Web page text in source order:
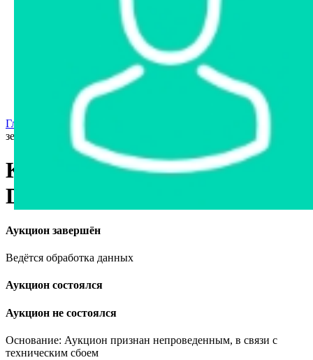
Арестованное имущество
Реестр несостоявшихся торгов
Реестр переоценок
Государственное имущество
Главная страница
зерноуборочный Deutz-Fahr 6095 HTS
Комбайн зерноуборочный
Deutz-Fahr 6095 HTS
Аукцион завершён
Ведётся обработка данных
Аукцион состоялся
Аукцион не состоялся
Основание: Аукцион признан непроведенным, в связи с
техническим сбоем